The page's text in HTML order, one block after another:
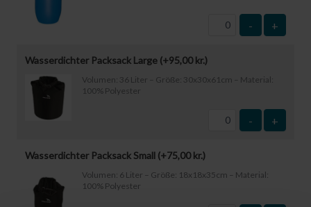
- +
Wasserdichter Packsack Large (+95,00kr.)
Volumen: 36 Liter – Größe: 30x30x61cm – Material:
100% Polyester
- +
Wasserdichter Packsack Small (+75,00kr.)
Volumen: 6 Liter – Größe: 18x18x35cm – Material:
100% Polyester